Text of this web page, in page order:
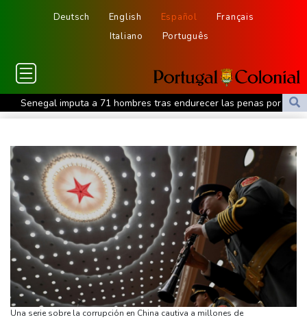
Deutsch English Español
Français
Italiano
Português
Senegal imputa a 71 hombres tras endurecer las penas por
homosexualidad
Un ex primer ministro y aspirante presidencial francés presenta
una denuncia por sospecha de injerencia rusa
México vence a Estados Unidos y es campeón sub 20 de la
Concacaf
El cáncer del expresidente Joe Biden se ha extendido y es "muy
doloroso", revela su hijo
Robert Lewandowski y Chicago Fire se acercan a cuartos de la
Leagues Cup
México cierra los Centrocaribes de 2026 en el primer lugar y con
Una serie sobre la corrupción en China cautiva a millones de